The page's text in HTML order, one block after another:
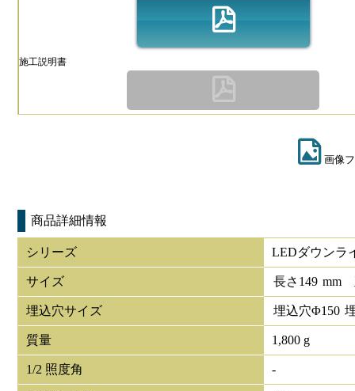
施工説明書
画像
商品詳細情報
シリーズ LEDダウン
サイズ 長さ 149 mm
埋込穴サイズ 埋込穴Φ150
質量 1,800 g
1/2 照度角 -